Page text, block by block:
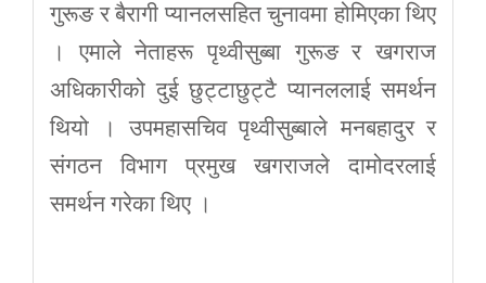
गुरूङ र बैरागी प्यानलसहित चुनावमा होमिएका थिए
। एमाले नेताहरू पृथ्वीसुब्बा गुरूङ र खगराज
अधिकारीको दुई छुट्टाछुट्टै प्यानललाई समर्थन
थियो । उपमहासचिव पृथ्वीसुब्बाले मनबहादुर र
संगठन विभाग प्रमुख खगराजले दामोदरलाई
समर्थन गरेका थिए ।